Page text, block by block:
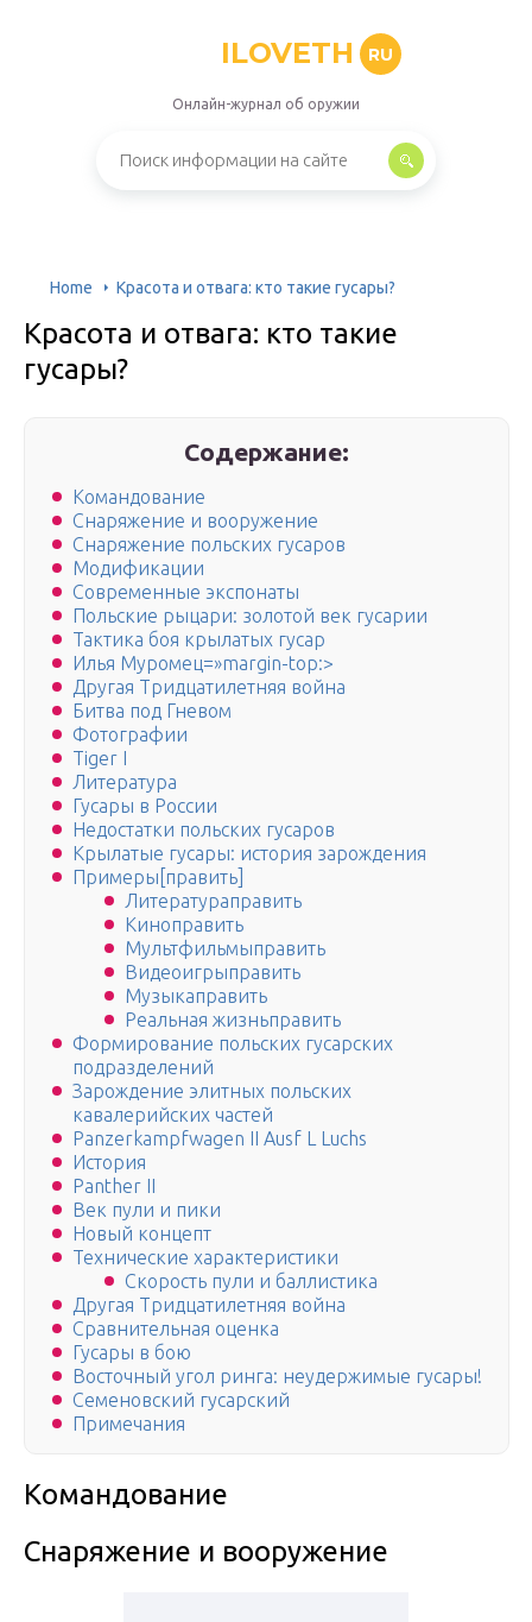
ILOVETH RU
Онлайн-журнал об оружии
Home Красота и отвага: кто такие гусары?
Красота и отвага: кто такие
гусары?
Содержание:
Командование
Снаряжение и вооружение
Снаряжение польских гусаров
Модификации
Современные экспонаты
Польские рыцари: золотой век гусарии
Тактика боя крылатых гусар
Илья Муромец=»margin-top:>
Другая Тридцатилетняя война
Битва под Гневом
Фотографии
Tiger I
Литература
Гусары в России
Недостатки польских гусаров
Крылатые гусары: история зарождения
Примеры[править]
Литератураправить
Киноправить
Мультфильмыправить
Видеоигрыправить
Музыкаправить
Реальная жизньправить
Формирование польских гусарских
подразделений
Зарождение элитных польских
кавалерийских частей
Panzerkampfwagen II Ausf L Luchs
История
Panther II
Век пули и пики
Новый концепт
Технические характеристики
Скорость пули и баллистика
Другая Тридцатилетняя война
Сравнительная оценка
Гусары в бою
Восточный угол ринга: неудержимые гусары!
Семеновский гусарский
Примечания
Командование
Снаряжение и вооружение